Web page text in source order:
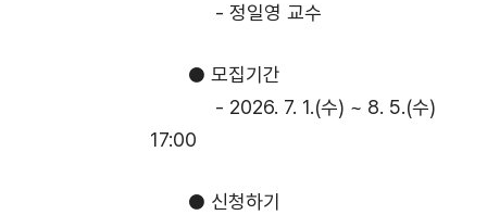
- 정일영 교수
● 모집기간
- 2026. 7. 1.(수) ~ 8. 5.(수)
17:00
● 신청하기